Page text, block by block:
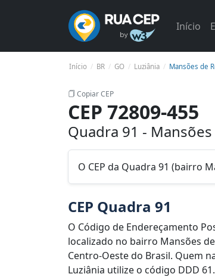
Início
Início BR GO Luziânia Mansões de
Copiar CEP
CEP 72809-455
Quadra 91 -
O CEP da Quadra 91 (bairro
CEP Quadra 91
O Código de Endereçamento
localizado no bairro Mansões
Centro-Oeste do Brasil. Quem
Luziânia utilize o código DDD 61.